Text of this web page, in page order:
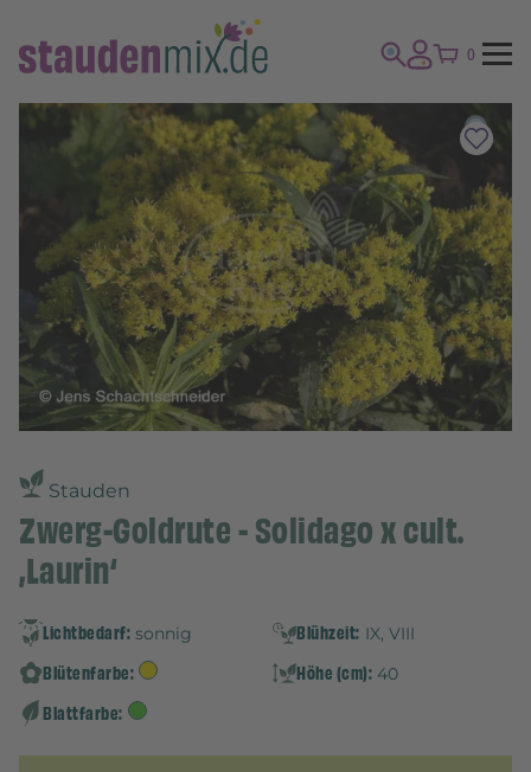
0
Stauden
Zwerg-Goldrute - Solidago x cult.
‚Laurin‘
Lichtbedarf: sonnig Blühzeit: IX, VIII
Blütenfarbe: Höhe (cm): 40
Blattfarbe: